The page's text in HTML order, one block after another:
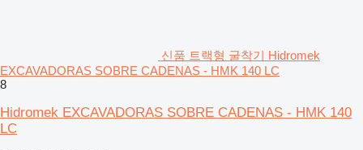
신품 트랙형 굴착기 Hidromek
EXCAVADORAS SOBRE CADENAS - HMK 140 LC
8
Hidromek EXCAVADORAS SOBRE CADENAS - HMK 140
LC